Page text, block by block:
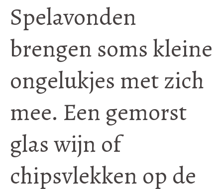
Spelavonden
brengen soms kleine
ongelukjes met zich
mee. Een gemorst
glas wijn of
chipsvlekken op de